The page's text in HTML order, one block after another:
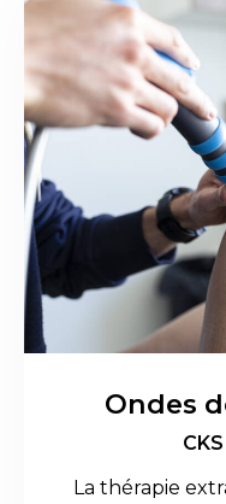
Ondes
La thérapie